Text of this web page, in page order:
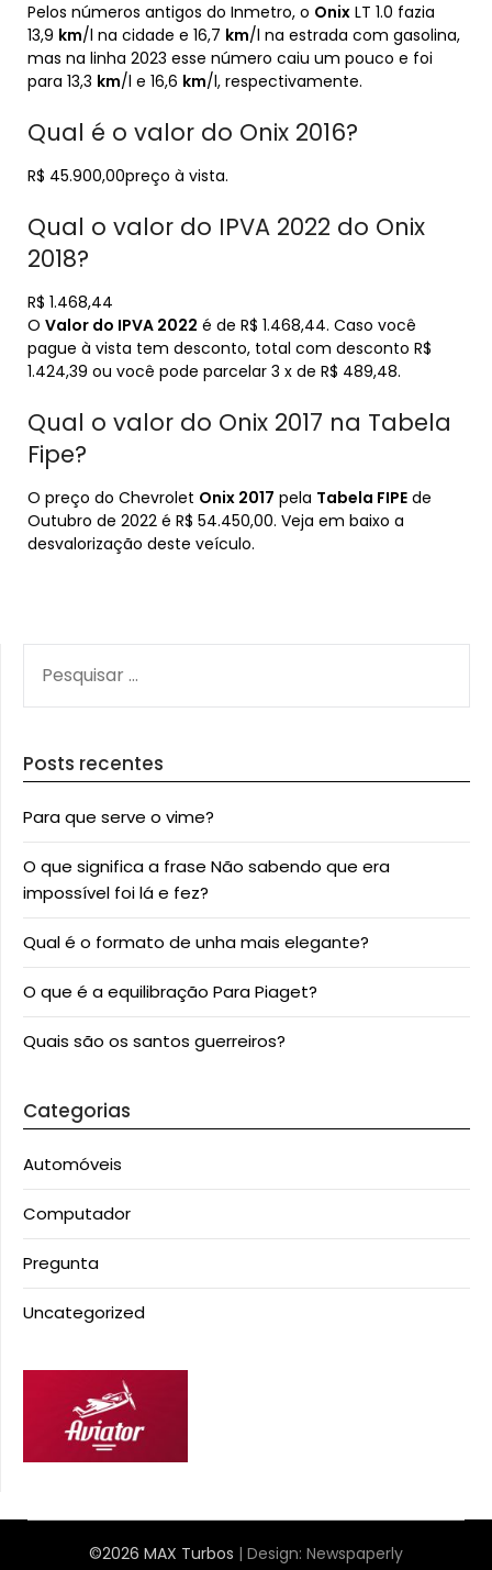
Pelos números antigos do Inmetro, o Onix LT 1.0 fazia
13,9 km/l na cidade e 16,7 km/l na estrada com gasolina,
mas na linha 2023 esse número caiu um pouco e foi
para 13,3 km/l e 16,6 km/l, respectivamente.
Qual é o valor do Onix 2016?
R$ 45.900,00preço à vista.
Qual o valor do IPVA 2022 do Onix
2018?
R$ 1.468,44
O Valor do IPVA 2022 é de R$ 1.468,44. Caso você
pague à vista tem desconto, total com desconto R$
1.424,39 ou você pode parcelar 3 x de R$ 489,48.
Qual o valor do Onix 2017 na Tabela
Fipe?
O preço do Chevrolet Onix 2017 pela Tabela FIPE de
Outubro de 2022 é R$ 54.450,00. Veja em baixo a
desvalorização deste veículo.
POR:
Posts recentes
Para que serve o vime?
O que significa a frase Não sabendo que era
impossível foi lá e fez?
Qual é o formato de unha mais elegante?
O que é a equilibração Para Piaget?
Quais são os santos guerreiros?
Categorias
Automóveis
Computador
Pregunta
Uncategorized
©2026 MAX Turbos | Design: Newspaperly